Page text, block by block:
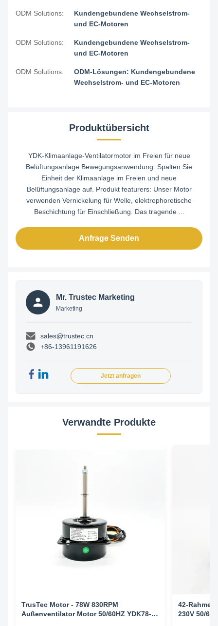
ODM Solutions:
Kundengebundene Wechselstrom-
und EC-Motoren
ODM Solutions:
Kundengebundene Wechselstrom-
und EC-Motoren
ODM Solutions:
ODM-Lösungen: Kundengebundene
Wechselstrom- und EC-Motoren
Produktübersicht
YDK-Klimaanlage-Ventilatormotor im Freien für neue
Belüftungsanlage Bewegungsanwendung: Spalten Sie
Einheit der Klimaanlage im Freien und neue
Belüftungsanlage auf. Produkt featurers: Unser Motor
verwenden Vernickelung für Welle, elektrophoretische
Beschichtung für Einschließung. Das tragende ...
Anfrage Senden
Mr. Trustec Marketing
Marketing
sales@trustec.cn
+86-13961191626
Jetzt anfragen
Verwandte Produkte
TrusTec Motor - 78W 830RPM
Außenventilator Motor 50/60HZ YDK78-
42-
230V 50/